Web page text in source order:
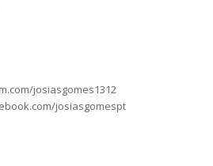
josiasgomes1312
josiasgomespt